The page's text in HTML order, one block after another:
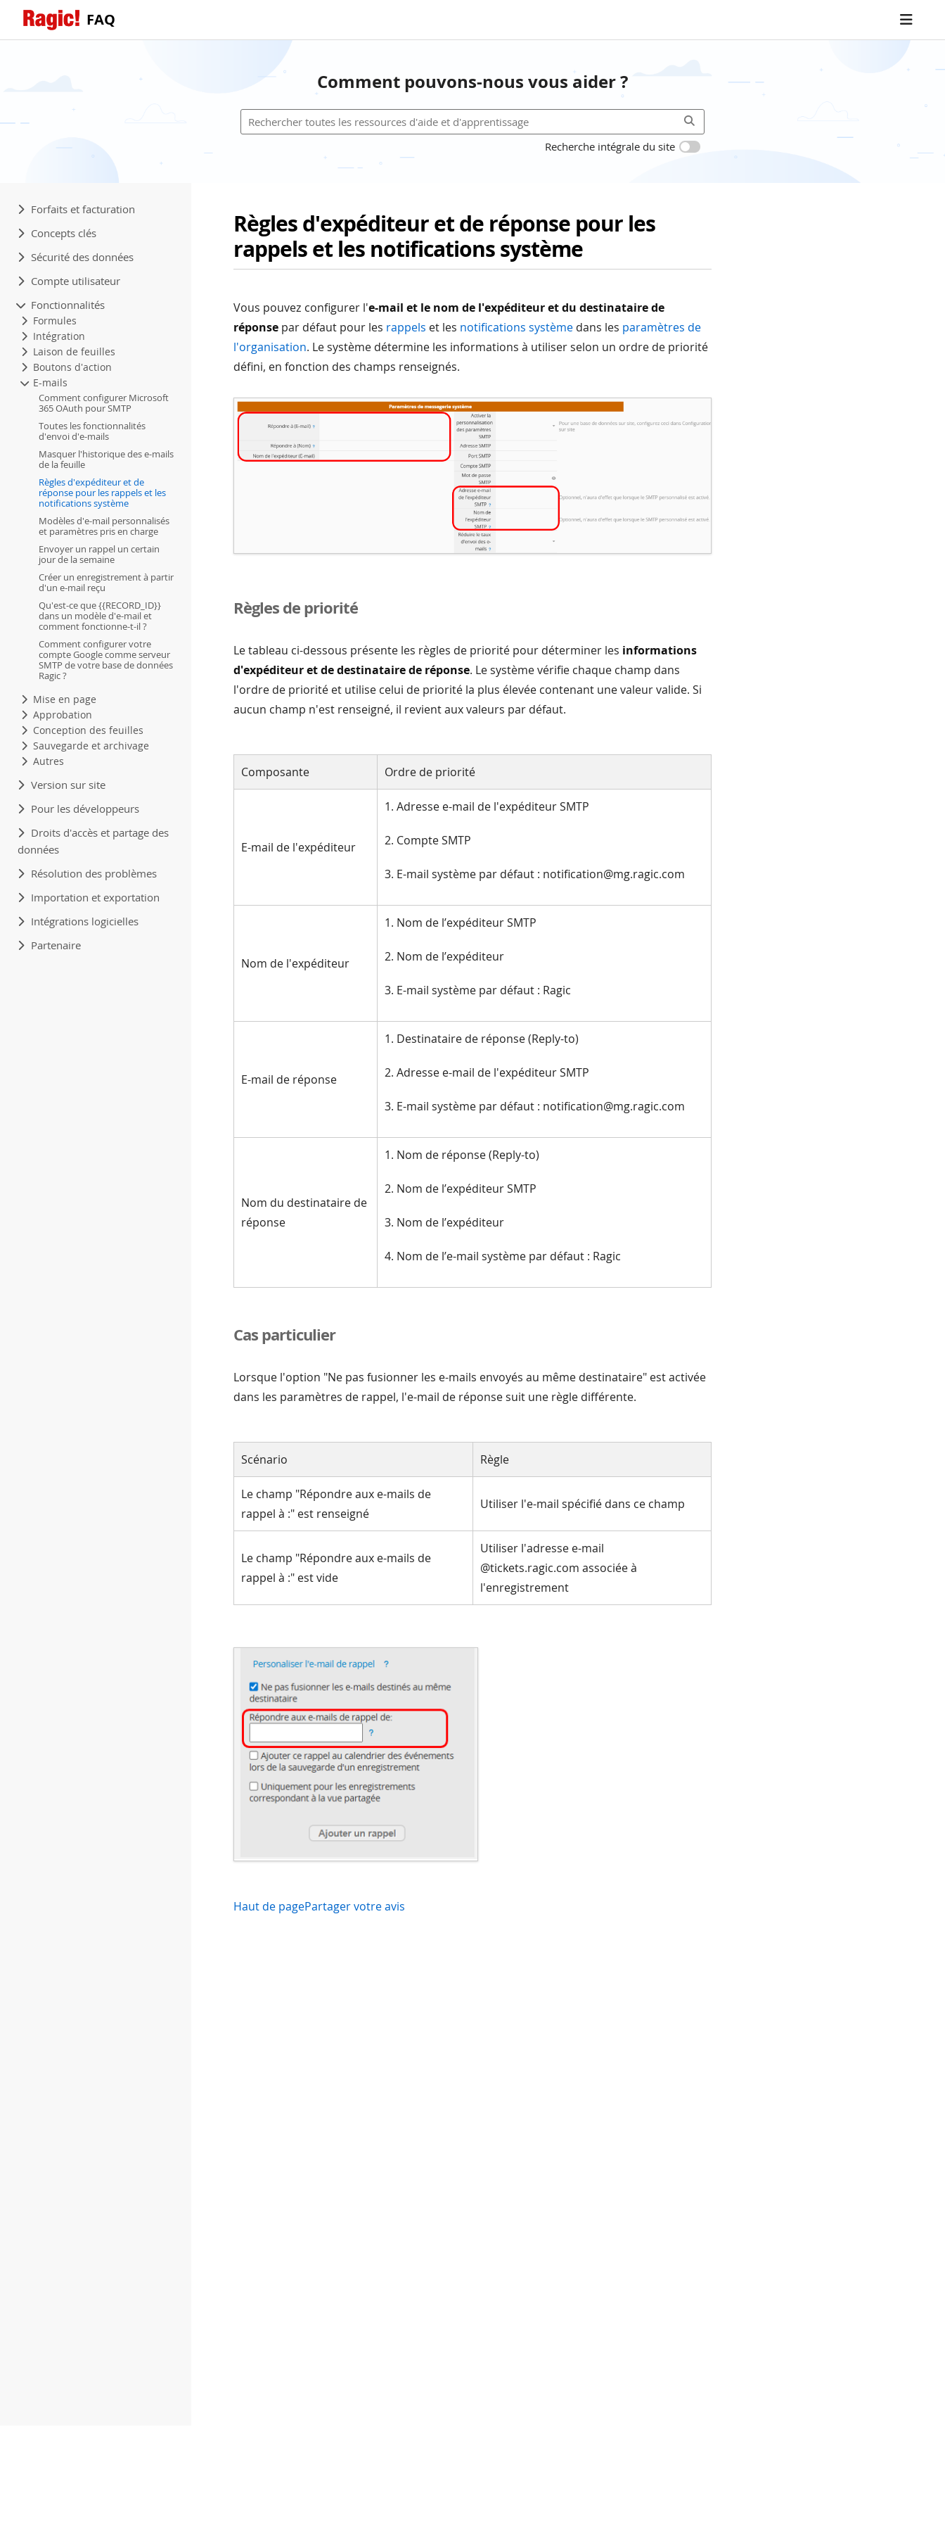
FAQ
Comment pouvons-nous vous aider ?
Recherche intégrale du site
Forfaits et facturation
Concepts clés
Sécurité des données
Compte utilisateur
Fonctionnalités
Formules
Intégration
Laison de feuilles
Boutons d'action
E-mails
Comment configurer Microsoft
365 OAuth pour SMTP
Toutes les fonctionnalités
d'envoi d'e-mails
Masquer l'historique des e-mails
de la feuille
Règles d'expéditeur et de
réponse pour les rappels et les
notifications système
Modèles d'e-mail personnalisés
et paramètres pris en charge
Envoyer un rappel un certain
jour de la semaine
Créer un enregistrement à partir
d'un e-mail reçu
Qu'est-ce que {{RECORD_ID}}
dans un modèle d'e-mail et
comment fonctionne-t-il ?
Comment configurer votre
compte Google comme serveur
SMTP de votre base de données
Ragic ?
Mise en page
Approbation
Conception des feuilles
Sauvegarde et archivage
Autres
Version sur site
Pour les développeurs
Droits d'accès et partage des
données
Résolution des problèmes
Importation et exportation
Intégrations logicielles
Partenaire
Règles d'expéditeur et de réponse pour les
rappels et les notifications système
Vous pouvez configurer l'e-mail et le nom de l'expéditeur et du destinataire de
réponse par défaut pour les rappels et les notifications système dans les paramètres de
l'organisation. Le système détermine les informations à utiliser selon un ordre de priorité
défini, en fonction des champs renseignés.
Règles de priorité
Le tableau ci-dessous présente les règles de priorité pour déterminer les informations
d'expéditeur et de destinataire de réponse. Le système vérifie chaque champ dans
l'ordre de priorité et utilise celui de priorité la plus élevée contenant une valeur valide. Si
aucun champ n'est renseigné, il revient aux valeurs par défaut.
Composante Ordre de priorité
E-mail de l'expéditeur
1. Adresse e-mail de l'expéditeur SMTP
2. Compte SMTP
3. E-mail système par défaut : notification@mg.ragic.com
Nom de l'expéditeur
1. Nom de l’expéditeur SMTP
2. Nom de l’expéditeur
3. E-mail système par défaut : Ragic
E-mail de réponse
1. Destinataire de réponse (Reply-to)
2. Adresse e-mail de l'expéditeur SMTP
3. E-mail système par défaut : notification@mg.ragic.com
Nom du destinataire de
réponse
1. Nom de réponse (Reply-to)
2. Nom de l’expéditeur SMTP
3. Nom de l’expéditeur
4. Nom de l’e-mail système par défaut : Ragic
Cas particulier
Lorsque l'option "Ne pas fusionner les e-mails envoyés au même destinataire" est activée
dans les paramètres de rappel, l'e-mail de réponse suit une règle différente.
Scénario Règle
Le champ "Répondre aux e-mails de
rappel à :" est renseigné
Utiliser l'e-mail spécifié dans ce champ
Le champ "Répondre aux e-mails de
rappel à :" est vide
Utiliser l'adresse e-mail
@tickets.ragic.com associée à
l'enregistrement
Haut de pagePartager votre avis